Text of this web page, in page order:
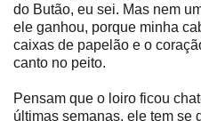
do Butão, eu sei. Mas nem
ele ganhou, porque minha
caixas de papelão e o
canto no peito.
Pensam que o loiro ficou
últimas semanas, ele tem se